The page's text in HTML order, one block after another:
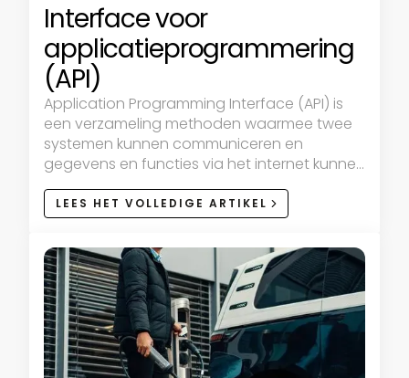
Interface voor
applicatieprogrammering
(API)
Application Programming Interface (API) is
een verzameling methoden waarmee twee
systemen kunnen communiceren en
gegevens en functies via het internet kunnen
delen.
LEES HET VOLLEDIGE ARTIKEL